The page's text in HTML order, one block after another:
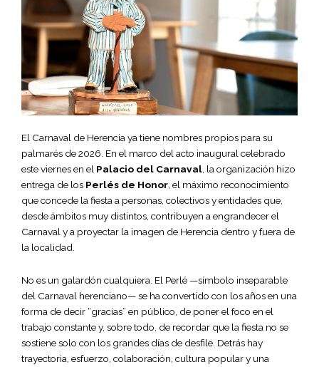
El Carnaval de Herencia ya tiene nombres propios para su
palmarés de 2026. En el marco del acto inaugural celebrado
este viernes en el Palacio del Carnaval , la organización hizo
entrega de los Perlés de Honor , el máximo reconocimiento
que concede la fiesta a personas, colectivos y entidades que,
desde ámbitos muy distintos, contribuyen a engrandecer el
Carnaval y a proyectar la imagen de Herencia dentro y fuera de
la localidad.
No es un galardón cualquiera. El Perlé —símbolo inseparable
del Carnaval herenciano— se ha convertido con los años en una
forma de decir “gracias” en público, de poner el foco en el
trabajo constante y, sobre todo, de recordar que la fiesta no se
sostiene solo con los grandes días de desfile. Detrás hay
trayectoria, esfuerzo, colaboración, cultura popular y una